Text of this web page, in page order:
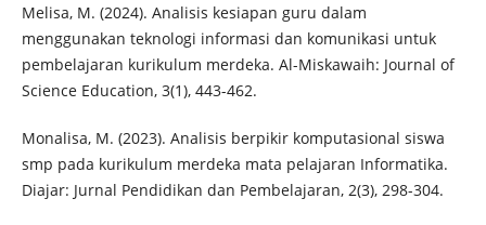
Melisa, M. (2024). Analisis kesiapan guru dalam
menggunakan teknologi informasi dan komunikasi untuk
pembelajaran kurikulum merdeka. Al-Miskawaih: Journal of
Science Education, 3(1), 443-462.
Monalisa, M. (2023). Analisis berpikir komputasional siswa
smp pada kurikulum merdeka mata pelajaran Informatika.
Diajar: Jurnal Pendidikan dan Pembelajaran, 2(3), 298-304.